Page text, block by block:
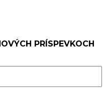
PRÍSPEVKOCH